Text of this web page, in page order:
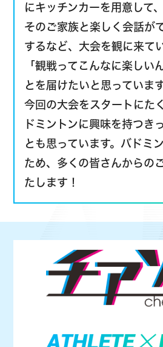
にキッチンカーを用意して
そのご家族と楽しく会話が
するなど、大会を観に来て
「観戦ってこんなに楽しい
とを届けたいと思っています
今回の大会をスタートにた
ドミントンに興味を持つき
とも思っています。バドミ
ため、多くの皆さんからの
たします！